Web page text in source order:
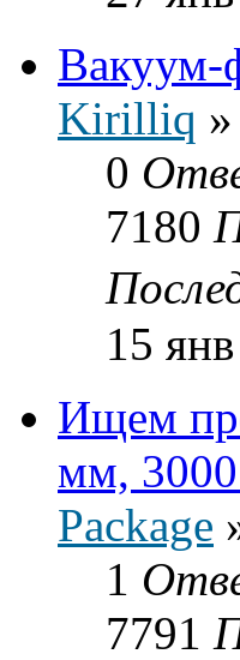
Вакуум-
Kirilliq »
0
7180
15
Ищем
мм,
Package
1
7791